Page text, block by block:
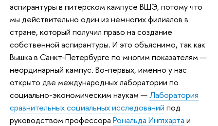
аспирантуры в питерском кампусе ВШЭ, потому что
мы действительно один из немногих филиалов в
стране, который получил право на создание
собственной аспирантуры. И это объяснимо, так как
Вышка в Санкт-Петербурге по многим показателям —
неординарный кампус. Во-первых, именно у нас
открыто две международных лаборатории по
социально-экономическим наукам —Лаборатория
сравнительных социальных исследований под
руководством профессора Рональда Инглхарта и